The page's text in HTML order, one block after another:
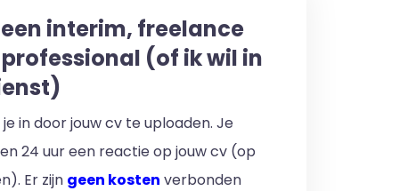
interim, freelance
professional (of ik wil in
in door jouw cv te uploaden. Je
24 uur een reactie op jouw cv (op
Er zijn geen kosten verbonden